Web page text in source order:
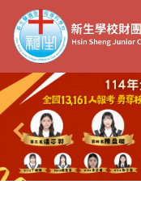
到
主
要
內
容
區